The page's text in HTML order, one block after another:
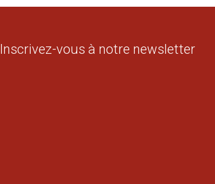
Inscrivez-vous à notre newsletter